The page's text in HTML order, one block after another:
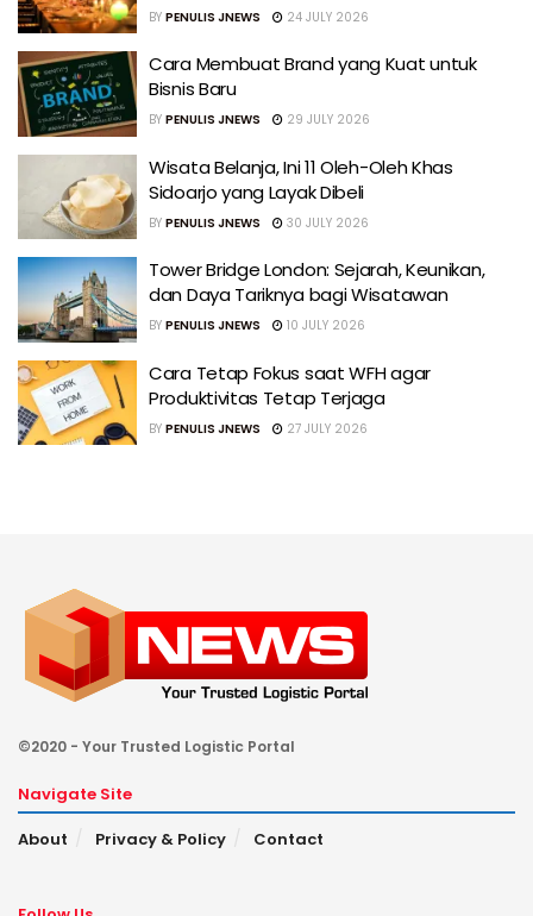
BY PENULIS JNEWS 24 JULY 2026
Cara Membuat Brand yang Kuat untuk
Bisnis Baru
BY PENULIS JNEWS 29 JULY 2026
Wisata Belanja, Ini 11 Oleh-Oleh Khas
Sidoarjo yang Layak Dibeli
BY PENULIS JNEWS 30 JULY 2026
Tower Bridge London: Sejarah, Keunikan,
dan Daya Tariknya bagi Wisatawan
BY PENULIS JNEWS 10 JULY 2026
Cara Tetap Fokus saat WFH agar
Produktivitas Tetap Terjaga
BY PENULIS JNEWS 27 JULY 2026
©2020 - Your Trusted Logistic Portal
Navigate Site
About
Privacy & Policy Contact